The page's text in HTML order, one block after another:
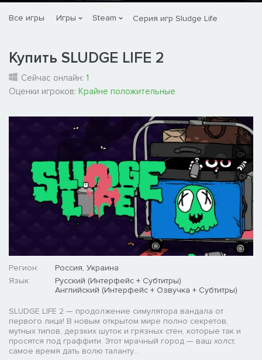
Все игры Игры Steam Серия игр Sludge Life
Купить SLUDGE LIFE 2
Сейчас онлайн: 1
Оценки игроков: Крайне положительные
Регион:
Россия, Украина
Язык:
Русский (Интерфейс + Субтитры)
Английский (Интерфейс + Озвучка + Субтитры)
SLUDGE LIFE 2 — продолжение симулятора вандала от
первого лица! В новым открытом мире полно секретов,
мутных типов, дерзких шуток и грязных стен, которые так и
просятся под граффити. Этот мрачный город — ваш холст,
самое время дать волю таланту...